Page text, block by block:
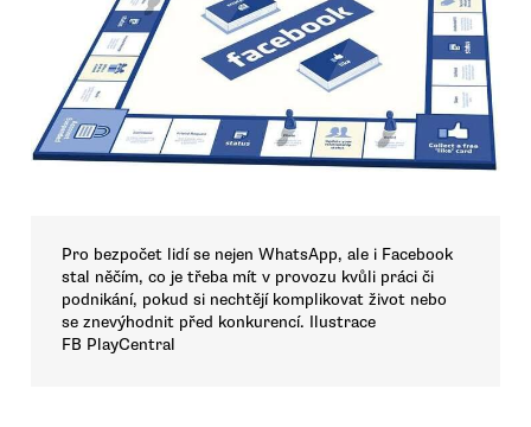
Pro bezpočet lidí se nejen WhatsApp, ale i Facebook
stal něčím, co je třeba mít v provozu kvůli práci či
podnikání, pokud si nechtějí komplikovat život nebo
se znevýhodnit před konkurencí. Ilustrace
FB PlayCentral